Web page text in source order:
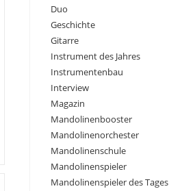
Duo
Geschichte
Gitarre
Instrument des Jahres
Instrumentenbau
Interview
Magazin
Mandolinenbooster
Mandolinenorchester
Mandolinenschule
Mandolinenspieler
Mandolinenspieler des Tages